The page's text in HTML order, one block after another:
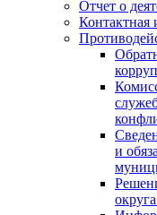
Отчет о
Контактная
и